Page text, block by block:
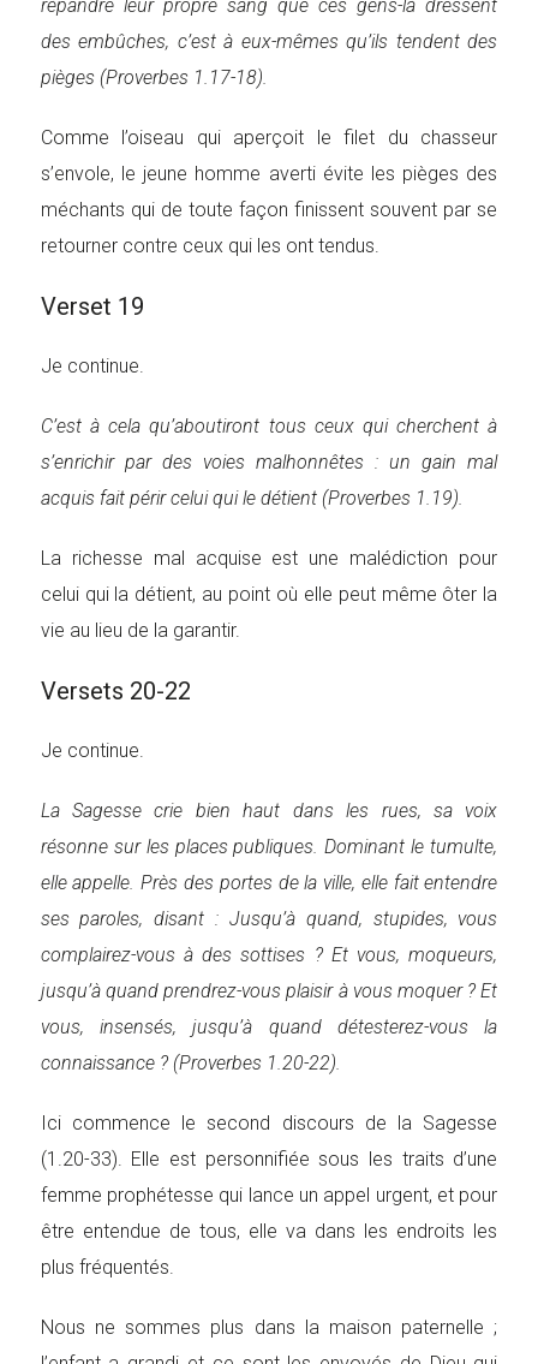
répandre leur propre sang que ces gens-là dressent
des embûches, c’est à eux-mêmes qu’ils tendent des
pièges (Proverbes 1.17-18).
Comme l’oiseau qui aperçoit le filet du chasseur
s’envole, le jeune homme averti évite les pièges des
méchants qui de toute façon finissent souvent par se
retourner contre ceux qui les ont tendus.
Verset 19
Je continue.
C’est à cela qu’aboutiront tous ceux qui cherchent à
s’enrichir par des voies malhonnêtes : un gain mal
acquis fait périr celui qui le détient (Proverbes 1.19).
La richesse mal acquise est une malédiction pour
celui qui la détient, au point où elle peut même ôter la
vie au lieu de la garantir.
Versets 20-22
Je continue.
La Sagesse crie bien haut dans les rues, sa voix
résonne sur les places publiques. Dominant le tumulte,
elle appelle. Près des portes de la ville, elle fait entendre
ses paroles, disant : Jusqu’à quand, stupides, vous
complairez-vous à des sottises ? Et vous, moqueurs,
jusqu’à quand prendrez-vous plaisir à vous moquer ? Et
vous, insensés, jusqu’à quand détesterez-vous la
connaissance ? (Proverbes 1.20-22).
Ici commence le second discours de la Sagesse
(1.20-33). Elle est personnifiée sous les traits d’une
femme prophétesse qui lance un appel urgent, et pour
être entendue de tous, elle va dans les endroits les
plus fréquentés.
Nous ne sommes plus dans la maison paternelle ;